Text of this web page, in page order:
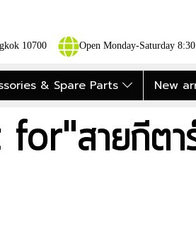
10700 Open Monday-Saturday
& Spare Parts New
สายกีตา